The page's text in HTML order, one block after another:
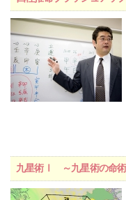
九星術Ⅰ ～九星術の命術